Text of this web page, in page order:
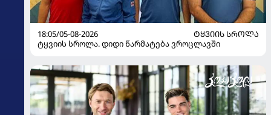
18:05/05-08-2026
ᲢᲧᲕᲘᲘᲡ ᲡᲠᲝᲚᲐ
ტყვიის სროლა. დიდი წარმატება ვროცლავში